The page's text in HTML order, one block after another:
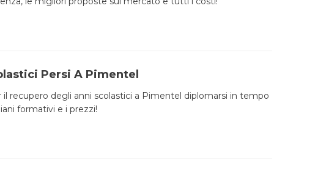
Persi A Pimentel
il recupero degli anni scolastici a Pimentel diplomarsi in tempo
formativi e i prezzi!